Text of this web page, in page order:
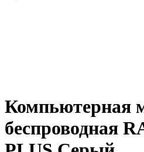
Компьютерная
беспроводная